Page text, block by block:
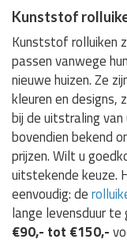
Kunststof
Kunststof rolluiken
passen vanwege
nieuwe huizen. Ze
kleuren en designs,
bij de uitstraling
bovendien bekend
prijzen. Wilt u
uitstekende keuze.
eenvoudig: de
lange levensduur te
€90,- tot €150,-